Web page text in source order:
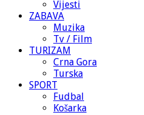
Vijesti
ZABAVA
Muzika
Tv / Film
TURIZAM
Crna Gora
Turska
SPORT
Fudbal
Košarka